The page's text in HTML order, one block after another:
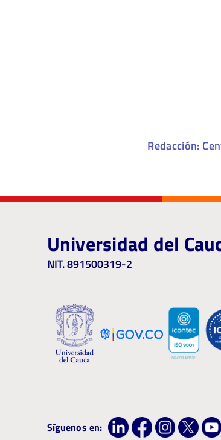
Redacción:
Universidad del
NIT. 891500319-2
Síguenos en: